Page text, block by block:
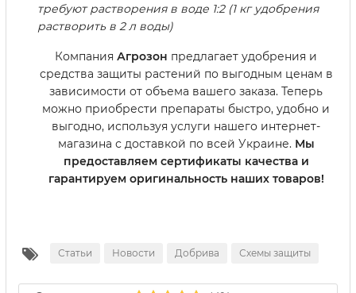
требуют растворения в воде 1:2 (1 кг удобрения
растворить в 2 л воды)
Компания Агрозон предлагает удобрения и
средства защиты растений по выгодным ценам в
зависимости от объема вашего заказа. Теперь
можно приобрести препараты быстро, удобно и
выгодно, используя услуги нашего интернет-
магазина с доставкой по всей Украине. Мы
предоставляем сертификаты качества и
гарантируем оригинальность наших товаров!
Статьи Новости Добрива Схемы защиты